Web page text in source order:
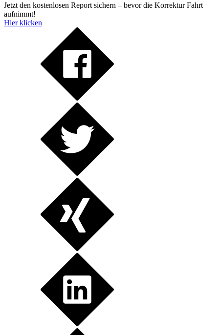
Jetzt den kostenlosen Report sichern – bevor die Korrektur Fahrt
aufnimmt!
Hier klicken